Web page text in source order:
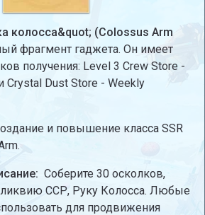
колосса&quot; (Colossus Arm
фрагмент гаджета. Он имеет
получения: Level 3 Crew Store -
Crystal Dust Store - Weekly
и повышение класса SSR
Соберите 30 осколков,
ССР, Руку Колосса. Любые
для продвижения